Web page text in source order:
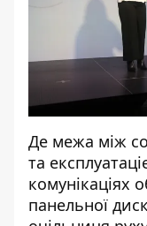
Де межа між
та
комунікаціях
панельної